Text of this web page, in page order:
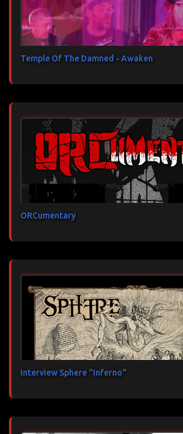
Temple Of The Damned - Awaken
ORCumentary
Interview Sphere "Inferno"